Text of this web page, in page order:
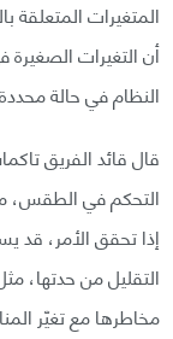
المتغيرات المتعلقة
أن التغيرات
النظام في حالة
قال قائد الفريق
التحكم في الطقس،
إذا تحقق الأمر، قد
التقليل من حدتها،
مخاطرها مع تغيّر